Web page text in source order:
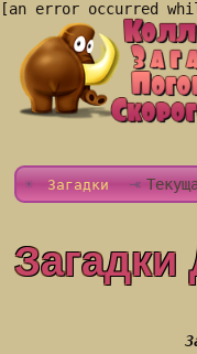
[an error occurred
Загадки
Загадки